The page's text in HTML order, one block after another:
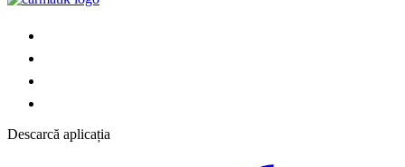
Descarcă aplicația